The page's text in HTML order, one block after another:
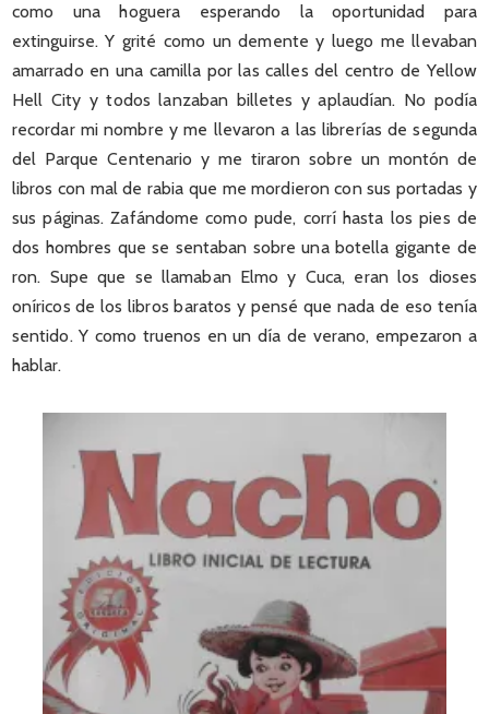
como una hoguera esperando la oportunidad para
extinguirse. Y grité como un demente y luego me llevaban
amarrado en una camilla por las calles del centro de Yellow
Hell City y todos lanzaban billetes y aplaudían. No podía
recordar mi nombre y me llevaron a las librerías de segunda
del Parque Centenario y me tiraron sobre un montón de
libros con mal de rabia que me mordieron con sus portadas y
sus páginas. Zafándome como pude, corrí hasta los pies de
dos hombres que se sentaban sobre una botella gigante de
ron. Supe que se llamaban Elmo y Cuca, eran los dioses
oníricos de los libros baratos y pensé que nada de eso tenía
sentido. Y como truenos en un día de verano, empezaron a
hablar.